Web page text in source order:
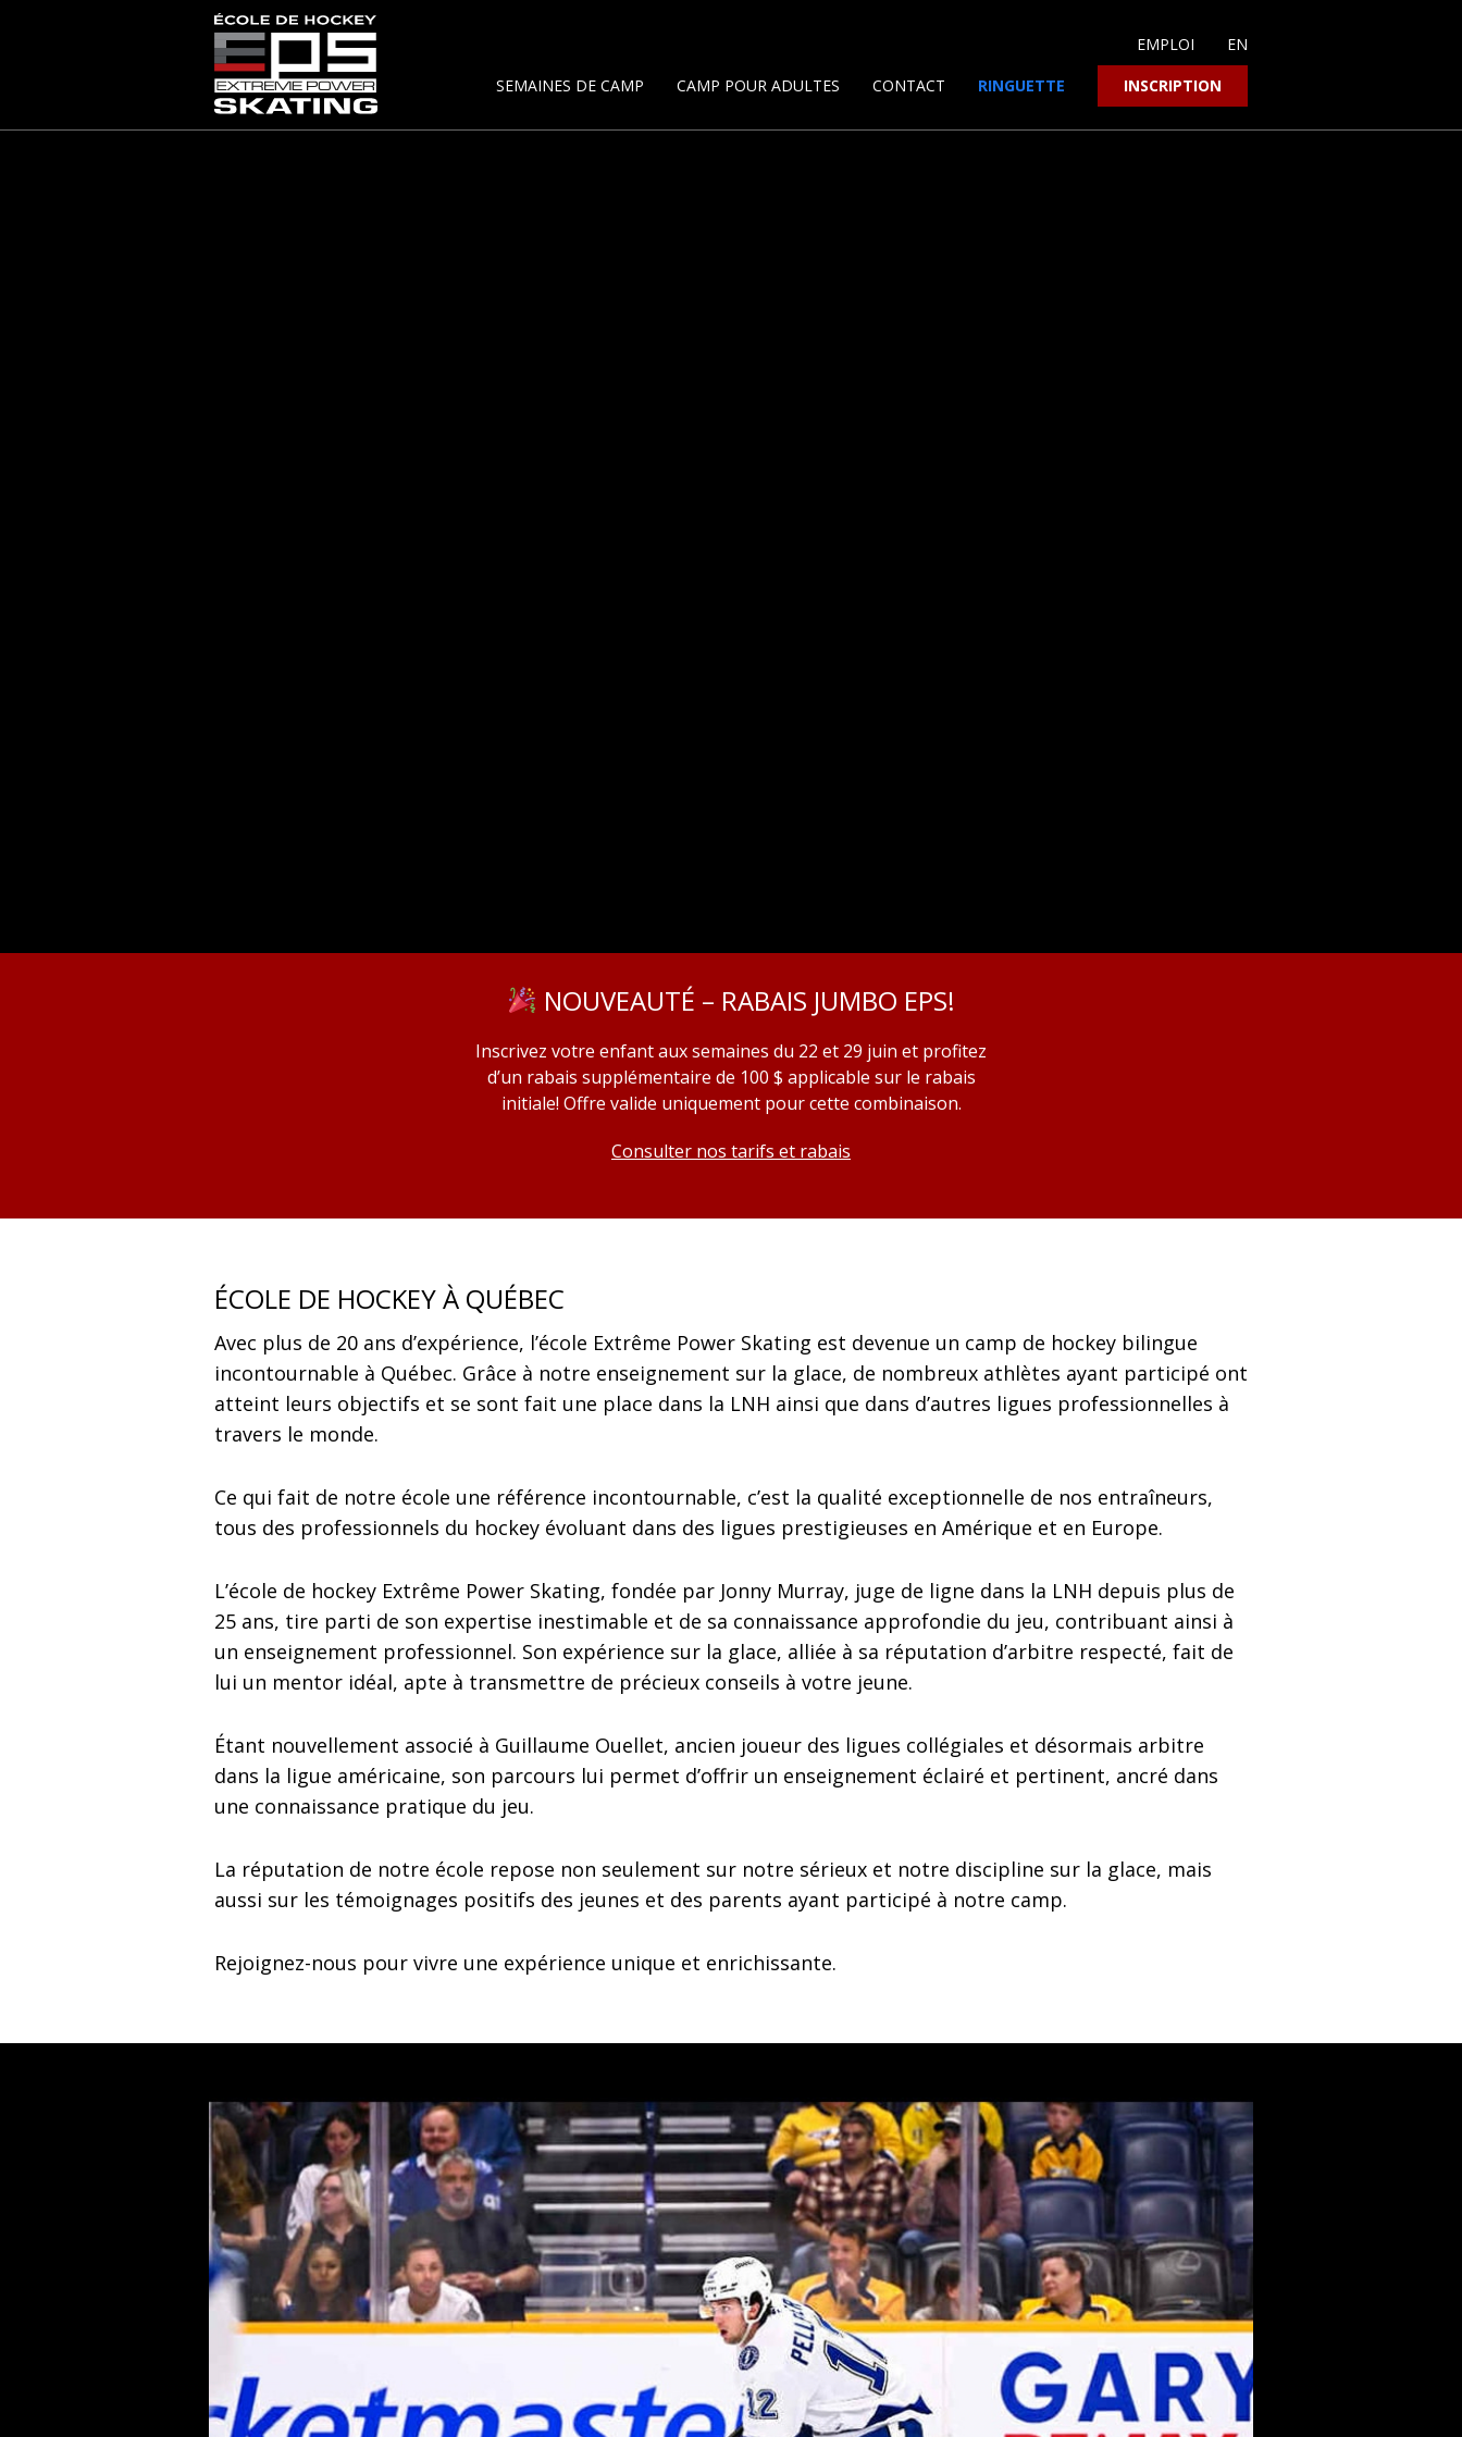
SEMAINES DE CAMP CAMP POUR ADULTES CONTACT RINGUETTE INSCRIPTION
EMPLOI EN
NOUVEAUTÉ – RABAIS JUMBO EPS!
Inscrivez votre enfant aux semaines du 22 et 29 juin et profitez
d’un rabais supplémentaire de 100 $ applicable sur le rabais
initiale! Offre valide uniquement pour cette combinaison.
Consulter nos tarifs et rabais
ÉCOLE DE HOCKEY À QUÉBEC
Avec plus de 20 ans d’expérience, l’école Extrême Power Skating est devenue un camp de hockey bilingue
incontournable à Québec. Grâce à notre enseignement sur la glace, de nombreux athlètes ayant participé ont
atteint leurs objectifs et se sont fait une place dans la LNH ainsi que dans d’autres ligues professionnelles à
travers le monde.
Ce qui fait de notre école une référence incontournable, c’est la qualité exceptionnelle de nos entraîneurs,
tous des professionnels du hockey évoluant dans des ligues prestigieuses en Amérique et en Europe.
L’école de hockey Extrême Power Skating, fondée par Jonny Murray, juge de ligne dans la LNH depuis plus de
25 ans, tire parti de son expertise inestimable et de sa connaissance approfondie du jeu, contribuant ainsi à
un enseignement professionnel. Son expérience sur la glace, alliée à sa réputation d’arbitre respecté, fait de
lui un mentor idéal, apte à transmettre de précieux conseils à votre jeune.
Étant nouvellement associé à Guillaume Ouellet, ancien joueur des ligues collégiales et désormais arbitre
dans la ligue américaine, son parcours lui permet d’offrir un enseignement éclairé et pertinent, ancré dans
une connaissance pratique du jeu.
La réputation de notre école repose non seulement sur notre sérieux et notre discipline sur la glace, mais
aussi sur les témoignages positifs des jeunes et des parents ayant participé à notre camp.
Rejoignez-nous pour vivre une expérience unique et enrichissante.